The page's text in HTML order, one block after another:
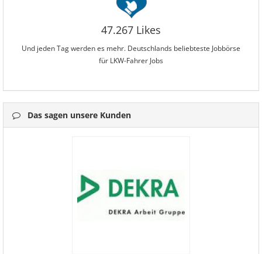
47.267 Likes
Und jeden Tag werden es mehr. Deutschlands beliebteste Jobbörse
für LKW-Fahrer Jobs
Das sagen unsere Kunden